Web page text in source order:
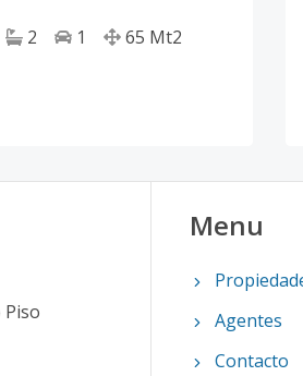
2 1 65 Mt2
Menu
Agentes
Contacto